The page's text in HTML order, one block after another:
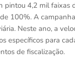
pintou 4,2 mil
100%. A
Neste ano, a
específicos para
de fiscalização.